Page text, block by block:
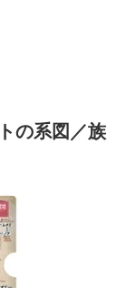
の系図／族